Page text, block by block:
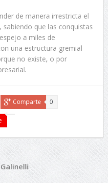
de manera irrestricta el
que las conquistas
a miles de
una estructura gremial
no existe, o por
Comparte 0